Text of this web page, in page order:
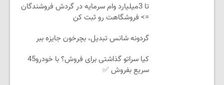
تا 3میلیارد وام سرمایه در گردش فروشندگان
=> فروشگاهت رو ثبت کن
گردونه شانس تبدیل، بچرخون جایزه ببر
کیا سراتو گذاشتی برای فروش؟ با خودرو45
سریع بفروش ✅